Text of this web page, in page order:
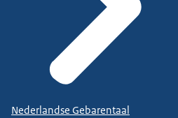
Nederlandse Gebarentaal